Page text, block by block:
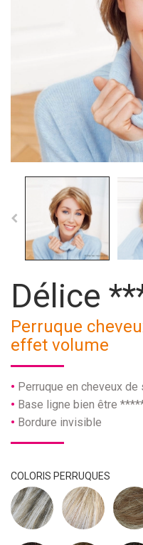
Délice
Perruque
effet volume
Perruque en cheveux
Base ligne bien être
Bordure invisible
COLORIS PERRUQUES